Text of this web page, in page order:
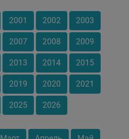
2001 2002 2003
2007 2008 2009
2013 2014 2015
2019 2020 2021
2025 2026